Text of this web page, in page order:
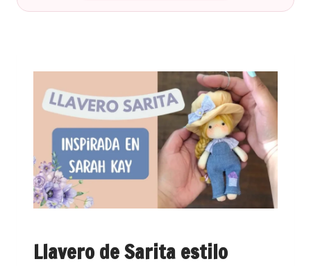
Llavero de Sarita estilo